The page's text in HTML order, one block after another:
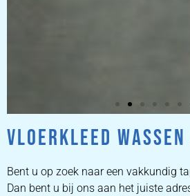
ZETEL
REINIGEN
VLOERKLEED
Bent u op zoek naar een vakkundig
Dan bent u bij ons aan het juiste